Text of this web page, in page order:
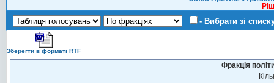
- Вибрати зі
Зберегти в форматі RTF
Фракція